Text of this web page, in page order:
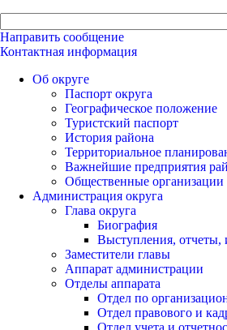
Направить сообщение
Контактная информация
Об округе
Паспорт округа
Географическое положение
Туристский паспорт
История района
Территориальное
Важнейшие предприятия
Общественные организации
Администрация округа
Глава округа
Биография
Выступления,
Заместители главы
Аппарат администрации
Отделы аппарата
Отдел по
Отдел правового и
Отдел учета и